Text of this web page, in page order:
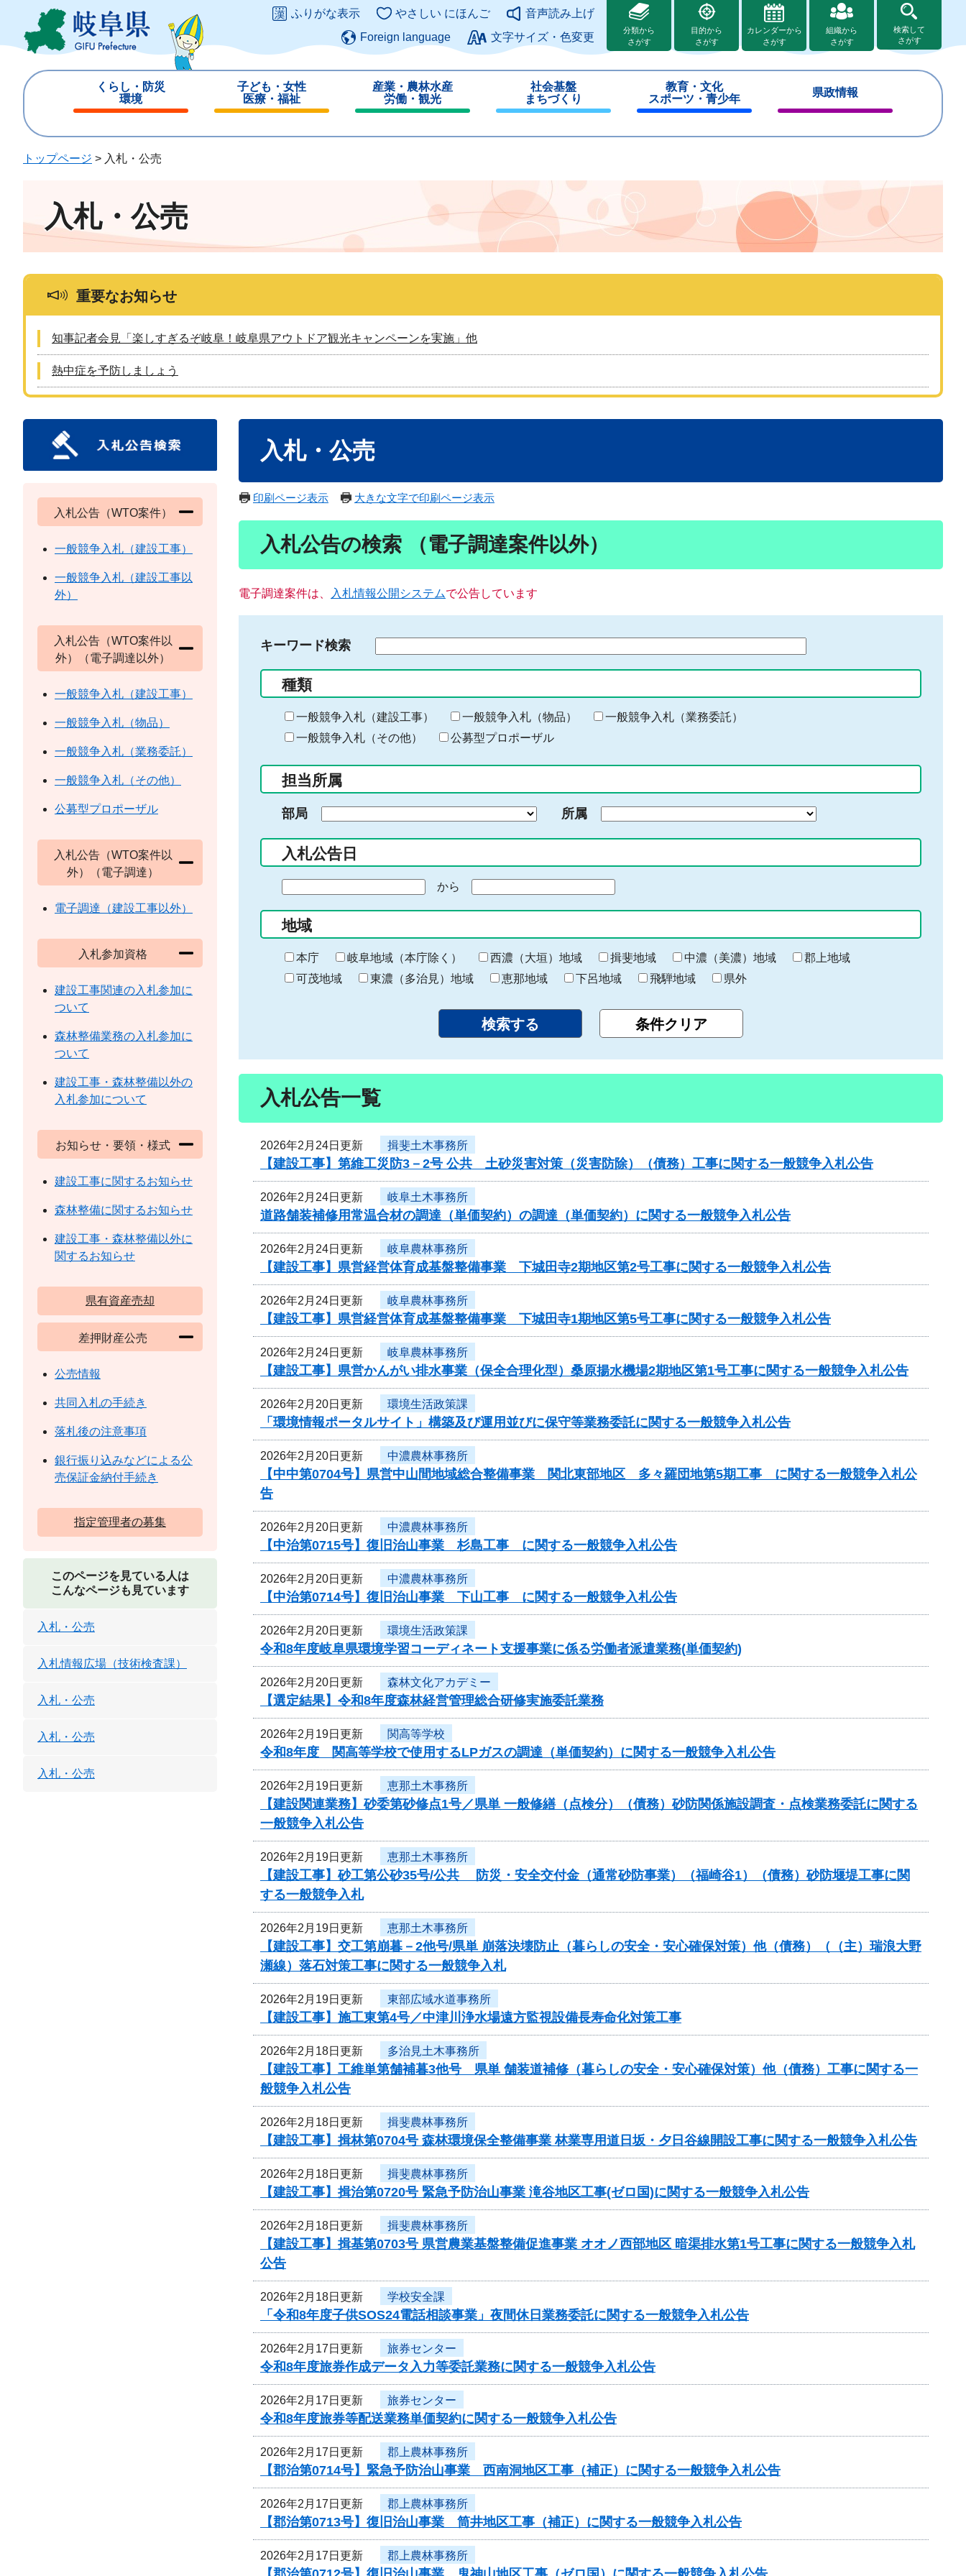
ジ
ュ
このページの本文へ
ふりがな表示 やさしい にほんご
音声読み上げ
Foreign language
文字サイズ・色変更
分類から
さがす
目的から
さがす
カレンダーから
さがす
組織から
さがす
検索して
さがす
くらし・防災
環境
じ
子ども・女性
医療・福祉
じ
産業・農林水産
労働・観光
じ
社会基盤
まちづくり
じ
教育・文化
スポーツ・青少年
じ
県政情報
じ
トップページ > 入札・公売
入札・公売
重要なお知らせ
知事記者会見「楽しすぎるぞ岐阜！岐阜県アウトドア観光キャンペーンを実施」他
熱中症を予防しましょう
入札・公売
印刷ページ表示 大きな文字で印刷ページ表示
入札公告の検索 （電子調達案件以外）
電子調達案件は、 入札情報公開システムで公告しています
キーワード検索
る
キ
ー
ー
入
力
種類
一般競争入札（建設工事） 一般競争入札（物品）
一般競争入札（業務委託）
一般競争入札（その他）
公募型プロポーザル
担当所属
部局 所属
入札公告日
の
始
ま
り
から
終
わ
り
地域
本庁 岐阜地域（本庁除く） 西濃（大垣）地域 揖斐地域 中濃（美濃）地域
郡上地域
可茂地域
東濃（多治見）地域 恵那地域 下呂地域 飛騨地域 県外
入札公告一覧
2026年2月24日更新 揖斐土木事務所
【建設工事】第維工災防3－2号 公共 土砂災害対策（災害防除）（債務）工事に関する一般競争入札公告
2026年2月24日更新 岐阜土木事務所
道路舗装補修用常温合材の調達（単価契約）の調達（単価契約）に関する一般競争入札公告
2026年2月24日更新 岐阜農林事務所
【建設工事】県営経営体育成基盤整備事業 下城田寺2期地区第2号工事に関する一般競争入札公告
2026年2月24日更新 岐阜農林事務所
【建設工事】県営経営体育成基盤整備事業 下城田寺1期地区第5号工事に関する一般競争入札公告
2026年2月24日更新 岐阜農林事務所
【建設工事】県営かんがい排水事業（保全合理化型）桑原揚水機場2期地区第1号工事に関する一般競争入札公告
2026年2月20日更新 環境生活政策課
「環境情報ポータルサイト」構築及び運用並びに保守等業務委託に関する一般競争入札公告
2026年2月20日更新 中濃農林事務所
【中中第0704号】県営中山間地域総合整備事業 関北東部地区 多々羅団地第5期工事 に関する一般競争入札公
告
2026年2月20日更新 中濃農林事務所
【中治第0715号】復旧治山事業 杉島工事 に関する一般競争入札公告
2026年2月20日更新 中濃農林事務所
【中治第0714号】復旧治山事業 下山工事 に関する一般競争入札公告
2026年2月20日更新 環境生活政策課
令和8年度岐阜県環境学習コーディネート支援事業に係る労働者派遣業務(単価契約)
2026年2月20日更新 森林文化アカデミー
【選定結果】令和8年度森林経営管理総合研修実施委託業務
2026年2月19日更新 関高等学校
令和8年度 関高等学校で使用するLPガスの調達（単価契約）に関する一般競争入札公告
2026年2月19日更新 恵那土木事務所
【建設関連業務】砂委第砂修点1号／県単 一般修繕（点検分）（債務）砂防関係施設調査・点検業務委託に関する
一般競争入札公告
2026年2月19日更新 恵那土木事務所
【建設工事】砂工第公砂35号/公共 防災・安全交付金（通常砂防事業）（福崎谷1）（債務）砂防堰堤工事に関
する一般競争入札
2026年2月19日更新 恵那土木事務所
【建設工事】交工第崩暮－2他号/県単 崩落決壊防止（暮らしの安全・安心確保対策）他（債務）（（主）瑞浪大野
瀬線）落石対策工事に関する一般競争入札
2026年2月19日更新 東部広域水道事務所
【建設工事】施工東第4号／中津川浄水場遠方監視設備長寿命化対策工事
2026年2月18日更新 多治見土木事務所
【建設工事】工維単第舗補暮3他号 県単 舗装道補修（暮らしの安全・安心確保対策）他（債務）工事に関する一
般競争入札公告
2026年2月18日更新 揖斐農林事務所
【建設工事】揖林第0704号 森林環境保全整備事業 林業専用道日坂・夕日谷線開設工事に関する一般競争入札公告
2026年2月18日更新 揖斐農林事務所
【建設工事】揖治第0720号 緊急予防治山事業 滝谷地区工事(ゼロ国)に関する一般競争入札公告
2026年2月18日更新 揖斐農林事務所
【建設工事】揖基第0703号 県営農業基盤整備促進事業 オオノ西部地区 暗渠排水第1号工事に関する一般競争入札
公告
2026年2月18日更新 学校安全課
「令和8年度子供SOS24電話相談事業」夜間休日業務委託に関する一般競争入札公告
2026年2月17日更新 旅券センター
令和8年度旅券作成データ入力等委託業務に関する一般競争入札公告
2026年2月17日更新 旅券センター
令和8年度旅券等配送業務単価契約に関する一般競争入札公告
2026年2月17日更新 郡上農林事務所
【郡治第0714号】緊急予防治山事業 西南洞地区工事（補正）に関する一般競争入札公告
2026年2月17日更新 郡上農林事務所
【郡治第0713号】復旧治山事業 筒井地区工事（補正）に関する一般競争入札公告
2026年2月17日更新 郡上農林事務所
入札公告（WTO案件）
一般競争入札（建設工事）
一般競争入札（建設工事以
外）
入札公告（WTO案件以
外）（電子調達以外）
一般競争入札（建設工事）
一般競争入札（物品）
一般競争入札（業務委託）
一般競争入札（その他）
公募型プロポーザル
入札公告（WTO案件以
外）（電子調達）
電子調達（建設工事以外）
入札参加資格
建設工事関連の入札参加に
ついて
森林整備業務の入札参加に
ついて
建設工事・森林整備以外の
入札参加について
お知らせ・要領・様式
建設工事に関するお知らせ
森林整備に関するお知らせ
建設工事・森林整備以外に
関するお知らせ
県有資産売却
差押財産公売
公売情報
共同入札の手続き
落札後の注意事項
銀行振り込みなどによる公
売保証金納付手続き
指定管理者の募集
このページを見ている人は
こんなページも見ています
入札・公売
入札情報広場（技術検査課）
入札・公売
入札・公売
入札・公売